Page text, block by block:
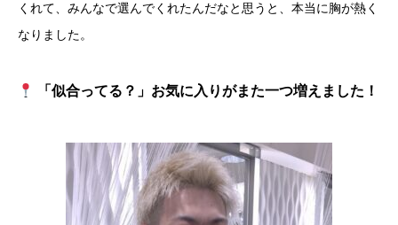
くれて、みんなで選んでくれたんだなと思うと、本当に胸が熱く
なりました。
「似合ってる？」お気に入りがまた一つ増えました！